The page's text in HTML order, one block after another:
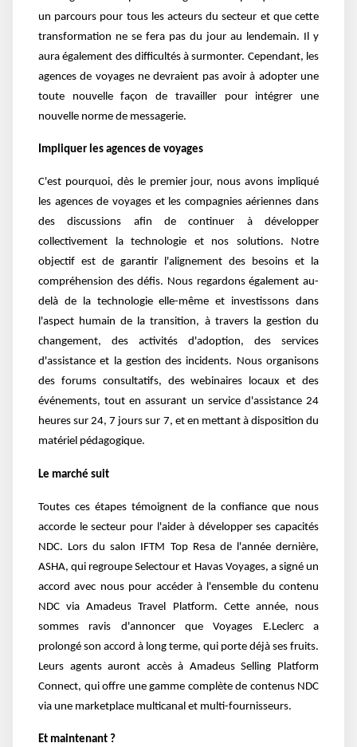
un parcours pour tous les acteurs du secteur et que cette
transformation ne se fera pas du jour au lendemain. Il y
aura également des difficultés à surmonter. Cependant, les
agences de voyages ne devraient pas avoir à adopter une
toute nouvelle façon de travailler pour intégrer une
nouvelle norme de messagerie.
Impliquer les agences de voyages
C'est pourquoi, dès le premier jour, nous avons impliqué
les agences de voyages et les compagnies aériennes dans
des discussions afin de continuer à développer
collectivement la technologie et nos solutions. Notre
objectif est de garantir l'alignement des besoins et la
compréhension des défis. Nous regardons également au-
delà de la technologie elle-même et investissons dans
l'aspect humain de la transition, à travers la gestion du
changement, des activités d'adoption, des services
d'assistance et la gestion des incidents. Nous organisons
des forums consultatifs, des webinaires locaux et des
événements, tout en assurant un service d'assistance 24
heures sur 24, 7 jours sur 7, et en mettant à disposition du
matériel pédagogique.
Le marché suit
Toutes ces étapes témoignent de la confiance que nous
accorde le secteur pour l'aider à développer ses capacités
NDC. Lors du salon IFTM Top Resa de l'année dernière,
ASHA, qui regroupe Selectour et Havas Voyages, a signé un
accord avec nous pour accéder à l'ensemble du contenu
NDC via Amadeus Travel Platform. Cette année, nous
sommes ravis d'annoncer que Voyages E.Leclerc a
prolongé son accord à long terme, qui porte déjà ses fruits.
Leurs agents auront accès à Amadeus Selling Platform
Connect, qui offre une gamme complète de contenus NDC
via une marketplace multicanal et multi-fournisseurs.
Et maintenant ?